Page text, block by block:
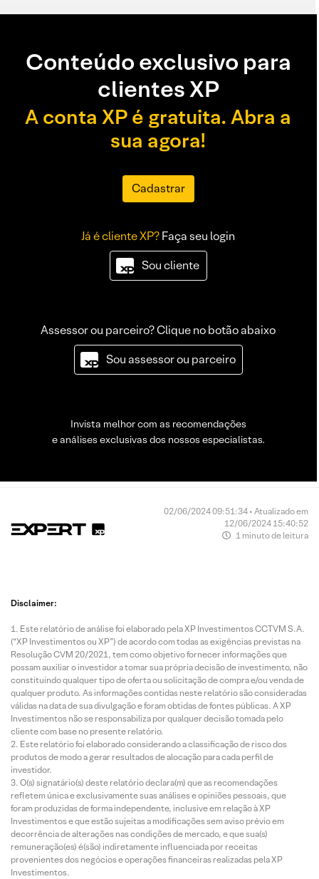
Conteúdo exclusivo para
clientes XP
A conta XP é gratuita. Abra a
sua agora!
Cadastrar
Já é cliente XP?Faça seu login
Sou cliente
Assessor ou parceiro? Clique no botão abaixo
Sou assessor ou parceiro
Invista melhor com as recomendações
e análises exclusivas dos nossos especialistas.
02/06/2024 09:51:34 • Atualizado em
12/06/2024 15:40:52
1 minuto de leitura
Disclaimer:
Este relatório de análise foi elaborado pela XP Investimentos CCTVM S.A.
(“XP Investimentos ou XP”) de acordo com todas as exigências previstas na
Resolução CVM 20/2021, tem como objetivo fornecer informações que
possam auxiliar o investidor a tomar sua própria decisão de investimento, não
constituindo qualquer tipo de oferta ou solicitação de compra e/ou venda de
qualquer produto. As informações contidas neste relatório são consideradas
válidas na data de sua divulgação e foram obtidas de fontes públicas. A XP
Investimentos não se responsabiliza por qualquer decisão tomada pelo
cliente com base no presente relatório.
Este relatório foi elaborado considerando a classificação de risco dos
produtos de modo a gerar resultados de alocação para cada perfil de
investidor.
O(s) signatário(s) deste relatório declara(m) que as recomendações
refletem única e exclusivamente suas análises e opiniões pessoais, que
foram produzidas de forma independente, inclusive em relação à XP
Investimentos e que estão sujeitas a modificações sem aviso prévio em
decorrência de alterações nas condições de mercado, e que sua(s)
remuneração(es) é(são) indiretamente influenciada por receitas
provenientes dos negócios e operações financeiras realizadas pela XP
Investimentos.